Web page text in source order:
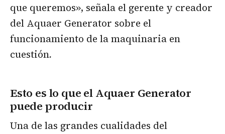
que queremos», señala el gerente y creador
del Aquaer Generator sobre el
funcionamiento de la maquinaria en
cuestión.
Esto es lo que el Aquaer Generator
puede producir
Una de las grandes cualidades del